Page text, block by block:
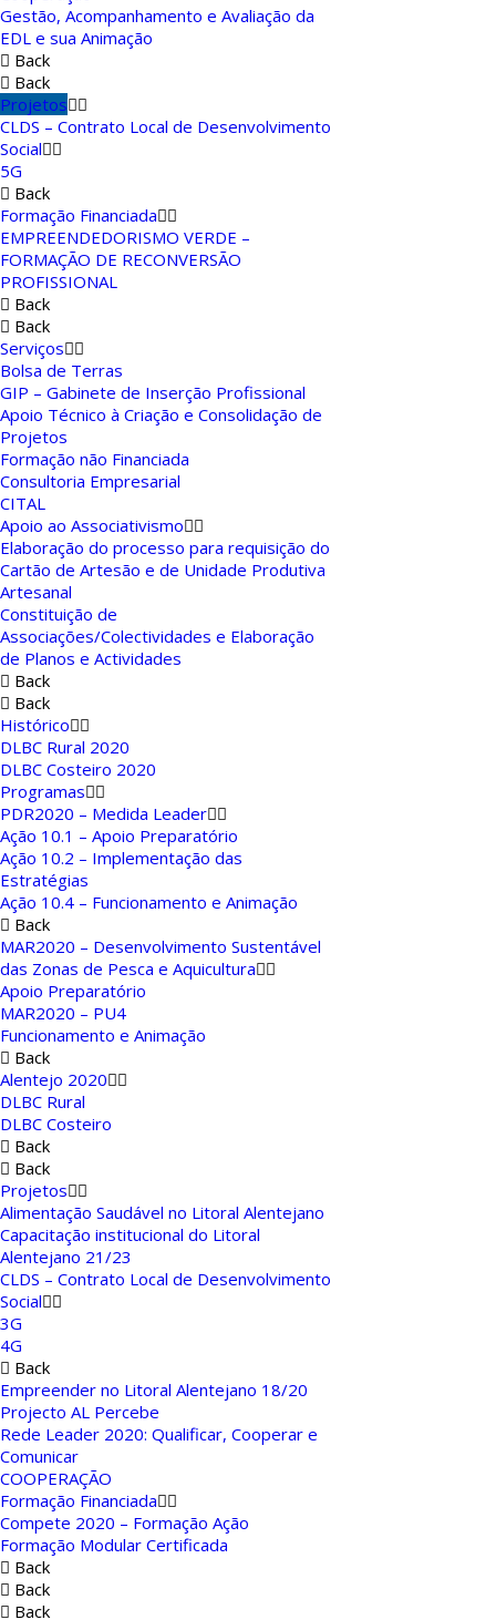
Gestão, Acompanhamento e Avaliação da
EDL e sua Animação
Back
Back
Projetos
CLDS – Contrato Local de Desenvolvimento
Social
5G
Back
Formação Financiada
EMPREENDEDORISMO VERDE –
FORMAÇÃO DE RECONVERSÃO
PROFISSIONAL
Back
Back
Serviços
Bolsa de Terras
GIP – Gabinete de Inserção Profissional
Apoio Técnico à Criação e Consolidação de
Projetos
Formação não Financiada
Consultoria Empresarial
CITAL
Apoio ao Associativismo
Elaboração do processo para requisição do
Cartão de Artesão e de Unidade Produtiva
Artesanal
Constituição de
Associações/Colectividades e Elaboração
de Planos e Actividades
Back
Back
Histórico
DLBC Rural 2020
DLBC Costeiro 2020
Programas
PDR2020 – Medida Leader
Ação 10.1 – Apoio Preparatório
Ação 10.2 – Implementação das
Estratégias
Ação 10.4 – Funcionamento e Animação
Back
MAR2020 – Desenvolvimento Sustentável
das Zonas de Pesca e Aquicultura
Apoio Preparatório
MAR2020 – PU4
Funcionamento e Animação
Back
Alentejo 2020
DLBC Rural
DLBC Costeiro
Back
Back
Projetos
Alimentação Saudável no Litoral Alentejano
Capacitação institucional do Litoral
Alentejano 21/23
CLDS – Contrato Local de Desenvolvimento
Social
3G
4G
Back
Empreender no Litoral Alentejano 18/20
Projecto AL Percebe
Rede Leader 2020: Qualificar, Cooperar e
Comunicar
COOPERAÇÃO
Formação Financiada
Compete 2020 – Formação Ação
Formação Modular Certificada
Back
Back
Back